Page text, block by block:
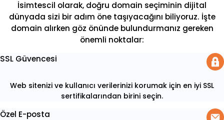
İsimtescil olarak, doğru domain seçiminin dijital
dünyada sizi bir adım öne taşıyacağını biliyoruz. İşte
domain alırken göz önünde bulundurmanız gereken
önemli noktalar:
SSL Güvencesi
Web sitenizi ve kullanıcı verilerinizi korumak için en iyi SSL
sertifikalarından birini seçin.
Özel E-posta